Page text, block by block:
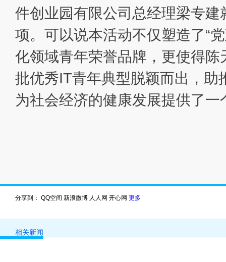
件创业园有限公司总经理梁专建
项。可以说本活动不仅塑造了“
化领域青年荣誉品牌，更使得
批优秀IT青年典型脱颖而出，
为社会经济的健康发展提供了
分享到： QQ空间 新浪微博 人人网 开心网 更多